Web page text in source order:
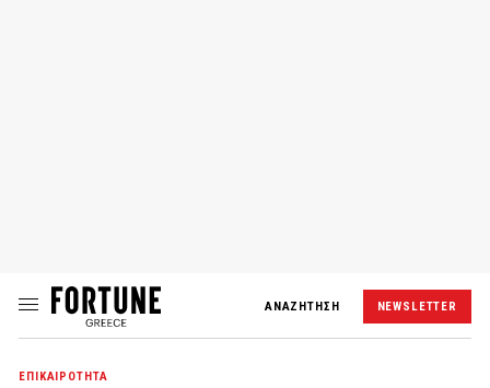
ΑΝΑΖΗΤΗΣΗ NEWSLETTER
ΕΠΙΚΑΙΡΟΤΗΤΑ